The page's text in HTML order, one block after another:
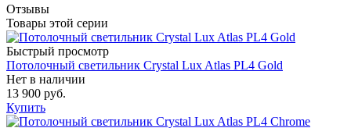
Отзывы
Товары этой серии
Быстрый просмотр
Потолочный светильник Crystal Lux Atlas PL4 Gold
Нет в наличии
13 900 руб.
Купить